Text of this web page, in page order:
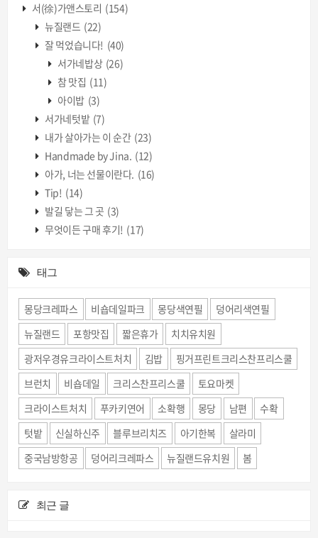
서(徐)가앤스토리 (154)
뉴질랜드 (22)
잘 먹었습니다! (40)
서가네밥상 (26)
참 맛집 (11)
아이밥 (3)
서가네텃밭 (7)
내가 살아가는 이 순간 (23)
Handmade by Jina. (12)
아가, 너는 선물이란다. (16)
Tip! (14)
발길 닿는 그 곳 (3)
무엇이든 구매 후기! (17)
태그
몽당크레파스 비숍데일파크 몽당색연필
덩어리색연필
뉴질랜드
포항맛집 짧은휴가
치치유치원
광저우경유크라이스트처치
김밥
핑거프린트크리스찬프리스쿨
브런치
비숍데일 크리스찬프리스쿨
토요마켓
크라이스트처치
푸카키연어 소확행 몽당 남편
수확
텃밭
신실하신주 블루브리치즈 아기한복
살라미
중국남방항공
덩어리크레파스 뉴질랜드유치원 봄
최근 글